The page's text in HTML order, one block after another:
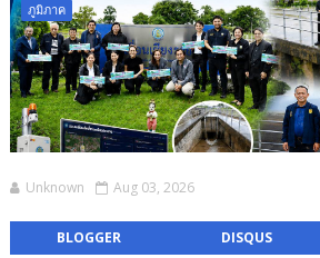
ภูมิภาค
Unknown Aug 03, 2026
BLOGGER DISQUS